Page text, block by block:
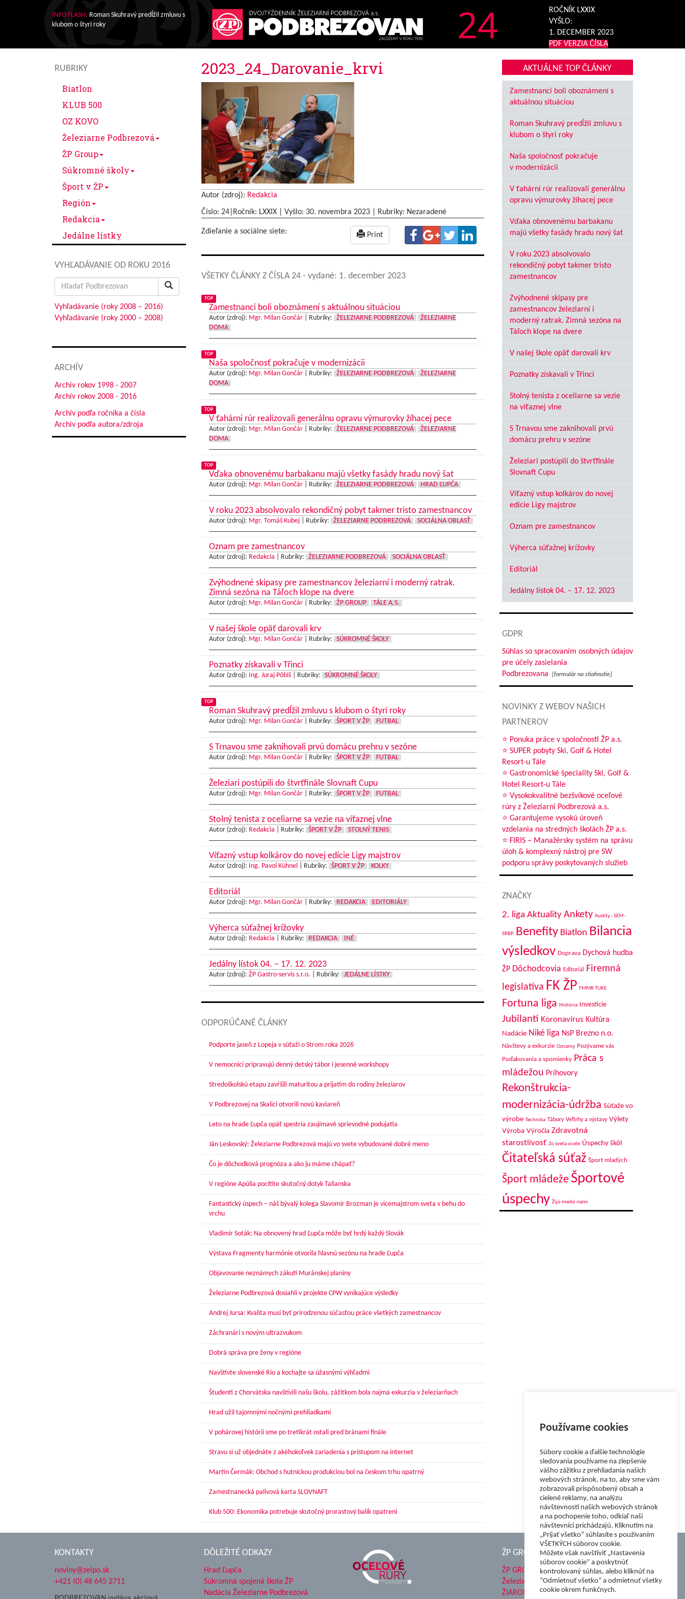
INFO FLASH: Roman Skuhravý predĺžil zmluvu s
klubom o štyri roky
24
ROČNÍK LXXIX
VYŠLO:
1. DECEMBER 2023
PDF VERZIA ČÍSLA
RUBRIKY
Biatlon
KLUB 500
OZ KOVO
Železiarne Podbrezová
ŽP Group
Súkromné školy
Šport v ŽP
Región
Redakcia
Jedálne lístky
VYHĽADÁVANIE OD ROKU 2016
Search
for:
Vyhľadávanie (roky 2008 – 2016)
Vyhľadávanie (roky 2000 – 2008)
ARCHÍV
Archív rokov 1998 - 2007
Archív rokov 2008 - 2016
Archív podľa ročníka a čísla
Archív podľa autora/zdroja
2023_24_Darovanie_krvi
Autor (zdroj): Redakcia
Číslo: 24|Ročník: LXXIX | Vyšlo: 30. novembra 2023| Rubriky: Nezaradené
Zdieľanie a sociálne siete: Print
VŠETKY ČLÁNKY Z ČÍSLA 24 - vydané: 1. december 2023
TOP
Zamestnanci boli oboznámení s aktuálnou situáciou
Autor (zdroj): Mgr. Milan Gončár| Rubriky: ŽELEZIARNE PODBREZOVÁ
ŽELEZIARNE
DOMA
TOP
Naša spoločnosť pokračuje v modernizácii
Autor (zdroj): Mgr. Milan Gončár| Rubriky: ŽELEZIARNE PODBREZOVÁ
ŽELEZIARNE
DOMA
TOP
V ťahárni rúr realizovali generálnu opravu výmurovky žíhacej pece
Autor (zdroj): Mgr. Milan Gončár| Rubriky: ŽELEZIARNE PODBREZOVÁ
ŽELEZIARNE
DOMA
TOP
Vďaka obnovenému barbakanu majú všetky fasády hradu nový šat
Autor (zdroj): Mgr. Milan Gončár| Rubriky: ŽELEZIARNE PODBREZOVÁ HRAD ĽUPČA
V roku 2023 absolvovalo rekondičný pobyt takmer tristo zamestnancov
Autor (zdroj): Mgr. Tomáš Kubej| Rubriky: ŽELEZIARNE PODBREZOVÁ SOCIÁLNA OBLASŤ
Oznam pre zamestnancov
Autor (zdroj): Redakcia Rubriky: ŽELEZIARNE PODBREZOVÁ SOCIÁLNA OBLASŤ
Zvýhodnené skipasy pre zamestnancov železiarní i moderný ratrak.
Zimná sezóna na Táľoch klope na dvere
Autor (zdroj): Mgr. Milan Gončár| Rubriky: ŽP GROUP TÁLE A.S.
V našej škole opäť darovali krv
Autor (zdroj): Mgr. Milan Gončár| Rubriky: SÚKROMNÉ ŠKOLY
Poznatky získavali v Třinci
Autor (zdroj): Ing. Juraj Pôbiš| Rubriky: SÚKROMNÉ ŠKOLY
TOP
Roman Skuhravý predĺžil zmluvu s klubom o štyri roky
Autor (zdroj): Mgr. Milan Gončár| Rubriky: ŠPORT V ŽP FUTBAL
S Trnavou sme zaknihovali prvú domácu prehru v sezóne
Autor (zdroj): Mgr. Milan Gončár| Rubriky: ŠPORT V ŽP FUTBAL
Železiari postúpili do štvrťfinále Slovnaft Cupu
Autor (zdroj): Mgr. Milan Gončár| Rubriky: ŠPORT V ŽP FUTBAL
Stolný tenista z oceliarne sa vezie na víťaznej vlne
Autor (zdroj): Redakcia Rubriky: ŠPORT V ŽP STOLNÝ TENIS
Víťazný vstup kolkárov do novej edície Ligy majstrov
Autor (zdroj): Ing. Pavol Kühnel Rubriky: ŠPORT V ŽP KOLKY
Editoriál
Autor (zdroj): Mgr. Milan Gončár| Rubriky: REDAKCIA EDITORIÁLY
Výherca súťažnej krížovky
Autor (zdroj): Redakcia Rubriky: REDAKCIA INÉ
Jedálny lístok 04. – 17. 12. 2023
Autor (zdroj): ŽP Gastro-servis s.r.o. Rubriky: JEDÁLNE LÍSTKY
ODPORÚČANÉ ČLÁNKY
Podporte jaseň z Lopeja v súťaži o Strom roka 2026
V nemocnici pripravujú denný detský tábor i jesenné workshopy
Stredoškolskú etapu zavŕšili maturitou a prijatím do rodiny železiarov
V Podbrezovej na Skalici otvorili novú kaviareň
Leto na hrade Ľupča opäť spestria zaujímavé sprievodné podujatia
Ján Leskovský: Železiarne Podbrezová majú vo svete vybudované dobré meno
Čo je dôchodková prognóza a ako ju máme chápať?
V regióne Apúlia pocítite skutočný dotyk Talianska
Fantastický úspech – náš bývalý kolega Slavomír Brozman je vicemajstrom sveta v behu do
vrchu
Vladimír Soták: Na obnovený hrad Ľupča môže byť hrdý každý Slovák
Výstava Fragmenty harmónie otvorila hlavnú sezónu na hrade Ľupča
Objavovanie neznámych zákutí Muránskej planiny
Železiarne Podbrezová dosiahli v projekte CPW vynikajúce výsledky
Andrej Jursa: Kvalita musí byť prirodzenou súčasťou práce všetkých zamestnancov
Záchranári s novým ultrazvukom
Dobrá správa pre ženy v regióne
Navštívte slovenské Rio a kochajte sa úžasnými výhľadmi
Študenti z Chorvátska navštívili našu školu, zážitkom bola najmä exkurzia v železiarňach
Hrad ožil tajomnými nočnými prehliadkami
V pohárovej histórii sme po tretíkrát ostali pred bránami finále
Stravu si už objednáte z akéhokoľvek zariadenia s prístupom na internet
Martin Čermák: Obchod s hutníckou produkciou bol na českom trhu opatrný
Zamestnanecká palivová karta SLOVNAFT
Klub 500: Ekonomika potrebuje skutočný prorastový balík opatrení
AKTUÁLNE TOP ČLÁNKY
Zamestnanci boli oboznámení s
aktuálnou situáciou
Roman Skuhravý predĺžil zmluvu s
klubom o štyri roky
Naša spoločnosť pokračuje
v modernizácii
V ťahárni rúr realizovali generálnu
opravu výmurovky žíhacej pece
Vďaka obnovenému barbakanu
majú všetky fasády hradu nový šat
V roku 2023 absolvovalo
rekondičný pobyt takmer tristo
zamestnancov
Zvýhodnené skipasy pre
zamestnancov železiarní i
moderný ratrak. Zimná sezóna na
Táľoch klope na dvere
V našej škole opäť darovali krv
Poznatky získavali v Třinci
Stolný tenista z oceliarne sa vezie
na víťaznej vlne
S Trnavou sme zaknihovali prvú
domácu prehru v sezóne
Železiari postúpili do štvrťfinále
Slovnaft Cupu
Víťazný vstup kolkárov do novej
edície Ligy majstrov
Oznam pre zamestnancov
Výherca súťažnej krížovky
Editoriál
Jedálny lístok 04. – 17. 12. 2023
GDPR
Súhlas so spracovaním osobných údajov
pre účely zasielania
Podbrezovana
[formulár na stiahnutie]
NOVINKY Z WEBOV NAŠICH
PARTNEROV
⭐ Ponuka práce v spoločnosti ŽP a.s.
⭐ SUPER pobyty Ski, Golf & Hotel
Resort-u Tále
⭐ Gastronomické špeciality Ski, Golf &
Hotel Resort-u Tále
⭐ Vysokokvalitné bezšvíkové oceľové
rúry z Železiarní Podbrezová a.s.
⭐ Garantujeme vysokú úroveň
vzdelania na stredných školách ŽP a.s.
⭐ FIRIS – Manažérsky systém na správu
úloh & komplexný nástroj pre SW
podporu správy poskytovaných služieb
ZNAČKY
2. liga Aktuality Ankety Audity - SEM -
SRBP Benefity Biatlon Bilancia
výsledkov Doprava Dychová hudba
ŽP Dôchodcovia Editoriál
Firemná
legislatíva FK ŽP FMMR TUKE
Fortuna liga História Investície
Jubilanti Koronavírus Kultúra
Nadácie Niké liga NsP Brezno n.o.
Návštevy a exkurzie Oznamy Pozývame vás
Poďakovania a spomienky Práca s
mládežou Príhovory
Rekonštrukcia-
modernizácia-údržba Súťaže vo
výrobe Technika Tábory Veľtrhy a výstavy Výlety
Výroba Výročia Zdravotná
starostlivosť Zo sveta ocele Úspechy škôl
Čitateľská súťaž Šport mladých
Šport mládeže Športové
úspechy Žijú medzi nami
KONTAKTY
noviny@zelpo.sk
+421 (0) 48 645 2711
DÔLEŽITÉ ODKAZY
Hrad Ľupča
Súkromná spojená škola ŽP
Nadácia Železiarne Podbrezová
ŽP GROUP
ŽP GROUP
Železiarne Podbrezová a.s.
ŽIAROMAT a.s.
Používame cookies
Súbory cookie a ďalšie technológie
sledovania používame na zlepšenie
vášho zážitku z prehliadania našich
webových stránok, na to, aby sme vám
zobrazovali prispôsobený obsah a
cielené reklamy, na analýzu
návštevnosti našich webových stránok
a na pochopenie toho, odkiaľ naši
návštevníci prichádzajú. Kliknutím na
„Prijať všetko” súhlasíte s používaním
VŠETKÝCH súborov cookie.
Môžete však navštíviť „Nastavenia
súborov cookie” a poskytnúť
kontrolovaný súhlas, alebo kliknúť na
“Odmietnuť všetko” a odmietnuť všetky
cookie okrem funkčnych.